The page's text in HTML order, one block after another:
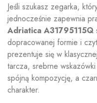
Jeśli szukasz zegarka,
jednocześnie zapewnia
Adriatica A31795115Q
dopracowanej formie i
prezentuje się w
tarcza, srebrne
spójną kompozycję, a
charakter.